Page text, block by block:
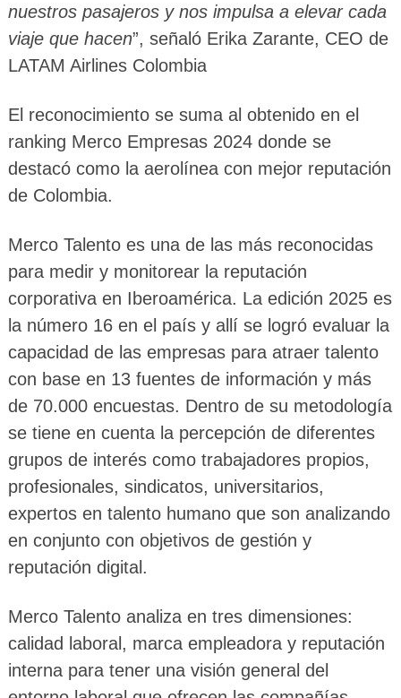
nuestros pasajeros y nos impulsa a elevar cada
viaje que hacen”, señaló Erika Zarante, CEO de
LATAM Airlines Colombia
El reconocimiento se suma al obtenido en el
ranking Merco Empresas 2024 donde se
destacó como la aerolínea con mejor reputación
de Colombia.
Merco Talento es una de las más reconocidas
para medir y monitorear la reputación
corporativa en Iberoamérica. La edición 2025 es
la número 16 en el país y allí se logró evaluar la
capacidad de las empresas para atraer talento
con base en 13 fuentes de información y más
de 70.000 encuestas. Dentro de su metodología
se tiene en cuenta la percepción de diferentes
grupos de interés como trabajadores propios,
profesionales, sindicatos, universitarios,
expertos en talento humano que son analizando
en conjunto con objetivos de gestión y
reputación digital.
Merco Talento analiza en tres dimensiones:
calidad laboral, marca empleadora y reputación
interna para tener una visión general del